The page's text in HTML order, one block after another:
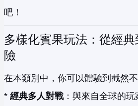
吧！
多樣化賓果玩法：從經
險
在本類別中，你可以體驗到截然
* 經典多人對戰：與來自全球的